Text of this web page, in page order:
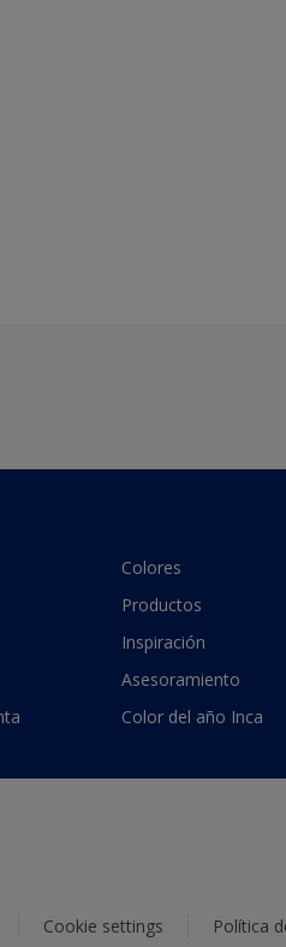
Colores
Productos
Inspiración
Asesoramiento
Color del año Inca
Cookie settings Política